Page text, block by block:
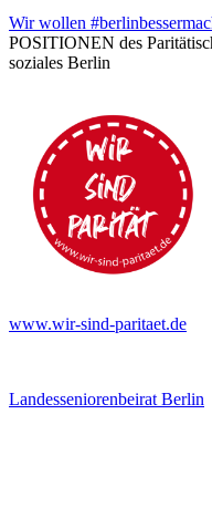
Wir wollen
POSITIONEN des
soziales Berlin
www.wir-sind-paritaet.de
Landesseniorenbeirat Berlin